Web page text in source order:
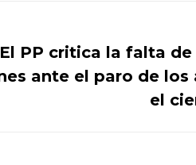
El PP critica la falta
ante el paro de los
el